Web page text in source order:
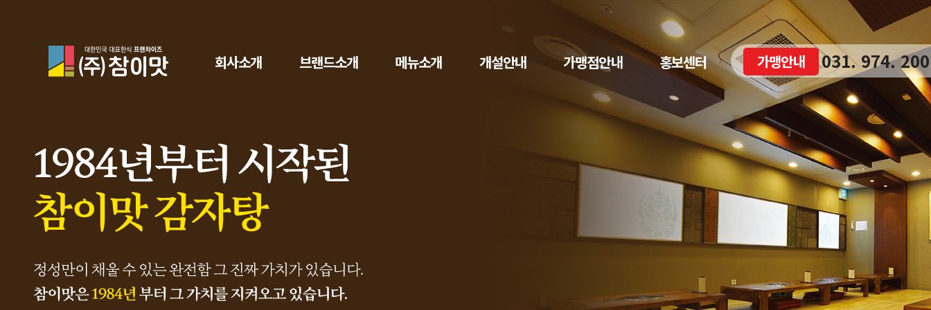
참이맛 회사소개 브랜드소개 메뉴소개 개설안내 가맹점안내 홍보센터 가맹안내
대표전화 031. 974.